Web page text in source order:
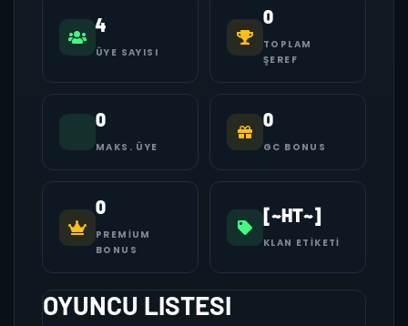
4
ÜYE SAYISI
0
TOPLAM
ŞEREF
0
MAKS. ÜYE
0
GC BONUS
0
PREMIUM
BONUS
[~HT~]
KLAN ETIKETI
OYUNCU LISTESI